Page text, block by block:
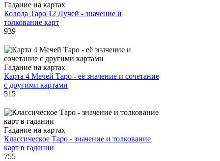
Гадание на картах
Колода Таро 12 Лучей - значение и
толкование карт
939
Гадание на картах
Карта 4 Мечей Таро - её значение и сочетание
с другими картами
515
Гадание на картах
Классическое Таро - значение и толкование
карт в гадании
755